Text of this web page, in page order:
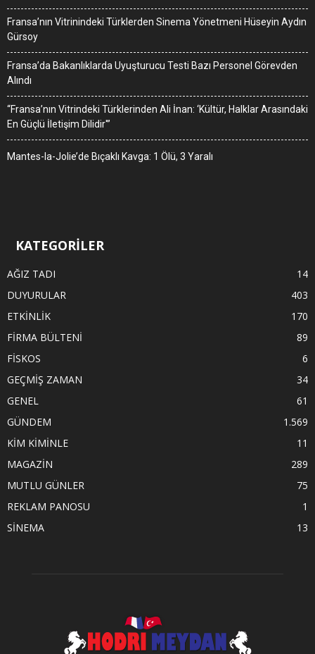
Fransa’nın Vitrinindeki Türklerden Sinema Yönetmeni Hüseyin Aydın
Gürsoy
Fransa’da Bakanlıklarda Uyuşturucu Testi Bazı Personel Görevden
Alındı
“Fransa’nın Vitrindeki Türklerinden Ali İnan: ‘Kültür, Halklar Arasındaki
En Güçlü İletişim Dilidir'”
Mantes-la-Jolie’de Bıçaklı Kavga: 1 Ölü, 3 Yaralı
KATEGORİLER
AĞIZ TADI
14
DUYURULAR
403
ETKİNLİK
170
FİRMA BÜLTENİ
89
FİSKOS
6
GEÇMİŞ ZAMAN
34
GENEL
61
GÜNDEM
1.569
KİM KİMİNLE
11
MAGAZİN
289
MUTLU GÜNLER
75
REKLAM PANOSU
1
SİNEMA
13